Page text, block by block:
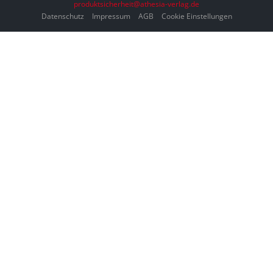
produktsicherheit@athesia-verlag.de
Datenschutz
Impressum AGB Cookie Einstellungen